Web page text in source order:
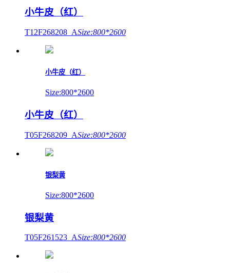
小牛皮（红）
T12F268208_ASize:800*2600
小牛皮（红）
Size:800*2600
小牛皮（红）
T05F268209_ASize:800*2600
银梨黄
Size:800*2600
银梨黄
T05F261523_ASize:800*2600